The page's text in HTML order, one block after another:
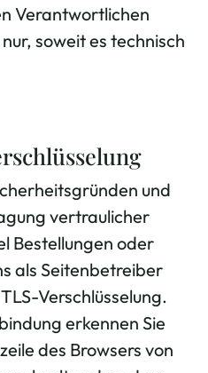
Verantwortlichen
soweit es technisch
und
vertraulicher
Bestellungen oder
als Seitenbetreiber
Verschlüsselung.
erkennen Sie
des Browsers von